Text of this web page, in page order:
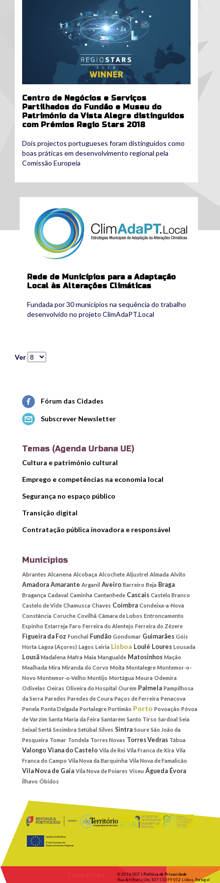
Centro de Negócios e Serviços
Partilhados do Fundão e Museu do
Património da Vista Alegre distinguidos
com Prémios Regio Stars 2018
Dois projectos portugueses foram distinguidos como
boas práticas em desenvolvimento regional pela
Comissão Europeia
climadaptlocal.png
Rede de Municípios para a Adaptação
Local às Alterações Climáticas
Fundada por 30 municípios na sequência do trabalho
desenvolvido no projeto ClimAdaPT.Local
Ver
Fórum das Cidades
Subscrever Newsletter
Temas (Agenda Urbana UE)
Cultura e património cultural
Emprego e competências na economia local
Segurança no espaço público
Transição digital
Contratação pública inovadora e responsável
Municípios
Abrantes Alcanena Alcobaça Alcochete Aljustrel Almada Alvito
Amadora Amarante Arganil Aveiro Barreiro Beja Braga
Bragança Cadaval Caminha Cantanhede Cascais Castelo Branco
Castelo de Vide Chamusca Chaves Coimbra Condeixa-a-Nova
Constância Coruche Covilhã Câmara de Lobos Entroncamento
Espinho Estarreja Faro Ferreira do Alentejo Ferreira do Zêzere
Figueira da Foz Funchal Fundão Gondomar Guimarães Góis
Horta Lagoa (Açores) Lagos Leiria Lisboa Loulé Loures Lousada
Lousã Madalena Mafra Maia Mangualde Matosinhos Mação
Mealhada Mira Miranda do Corvo Moita Montalegre Montemor-o-
Novo Montemor-o-Velho Montijo Mortágua Moura Odemira
Odivelas Oeiras Oliveira do Hospital Ourém Palmela Pampilhosa
da Serra Paredes Paredes de Coura Paços de Ferreira Penacova
Penela Ponta Delgada Portalegre Portimão Porto Povoação Póvoa
de Varzim Santa Maria da Feira Santarém Santo Tirso Sardoal Seia
Seixal Sertã Sesimbra Setúbal Silves Sintra Soure São João da
Pesqueira Tomar Tondela Torres Novas Torres Vedras Tábua
Valongo Viana do Castelo Vila de Rei Vila Franca de Xira Vila
Franca do Campo Vila Nova da Barquinha Vila Nova de Famalicão
Vila Nova de Gaia Vila Nova de Poiares Viseu Águeda Évora
Ílhavo Óbidos
© 2016 DGT | Política de Privacidade
Rua Artilharia Um, 107 | 1099-052 Lisboa, Portugal